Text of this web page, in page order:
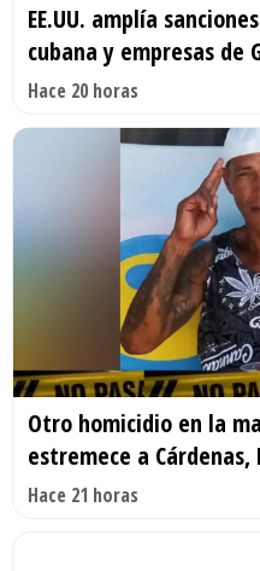
EE.UU. amplía
cubana y empresas de
Hace 20 horas
Otro homicidio en la
estremece a
Hace 21 horas